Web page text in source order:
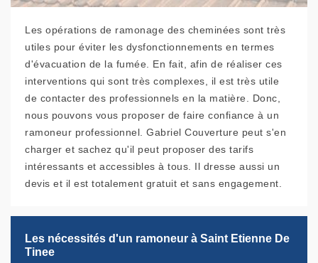
Les opérations de ramonage des cheminées sont très
utiles pour éviter les dysfonctionnements en termes
d'évacuation de la fumée. En fait, afin de réaliser ces
interventions qui sont très complexes, il est très utile
de contacter des professionnels en la matière. Donc,
nous pouvons vous proposer de faire confiance à un
ramoneur professionnel. Gabriel Couverture peut s'en
charger et sachez qu'il peut proposer des tarifs
intéressants et accessibles à tous. Il dresse aussi un
devis et il est totalement gratuit et sans engagement.
Les nécessités d'un ramoneur à Saint Etienne De
Tinee